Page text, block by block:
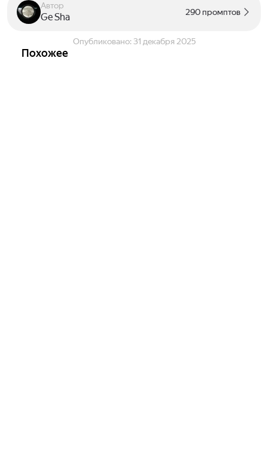
Автор
Ge Sha 290 промптов
Опубликовано: 31 декабря 2025
Похожее